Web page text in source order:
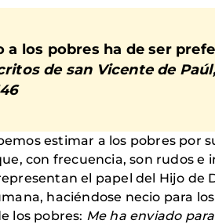
a los pobres ha de ser
de san Vicente de
estimar a los pobres por
con frecuencia, son rudos e
el papel del Hijo de
haciéndose necio para
los pobres: Me ha enviado